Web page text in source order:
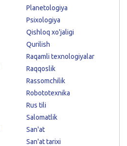
Planetologiya
Psixologiya
Qishloq xo'jaligi
Qurilish
Raqamli texnologiyalar
Raqqoslik
Rassomchilik
Robototexnika
Rus tili
Salomatlik
San'at
San'at tarixi